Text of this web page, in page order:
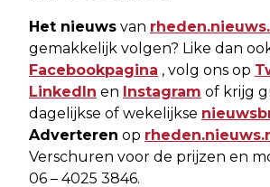
Het nieuws van
gemakkelijk volgen? Like dan
Facebookpagina , volg ons op
LinkedIn en Instagram of krijg
dagelijkse of wekelijkse
Adverteren op
Verschuren voor de prijzen en
06 – 4025 3846.